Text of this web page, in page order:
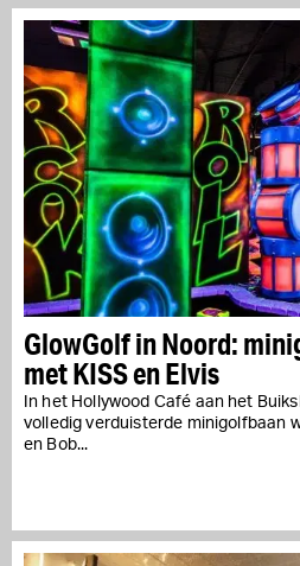
GlowGolf in Noord:
met KISS en Elvis
In het Hollywood Café aan het
volledig verduisterde minigolfbaan
en Bob...